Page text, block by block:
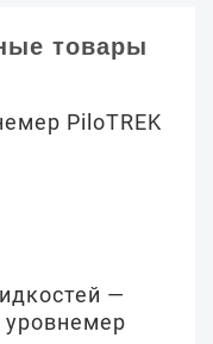
товары
PiloTREK
—
уровнемер